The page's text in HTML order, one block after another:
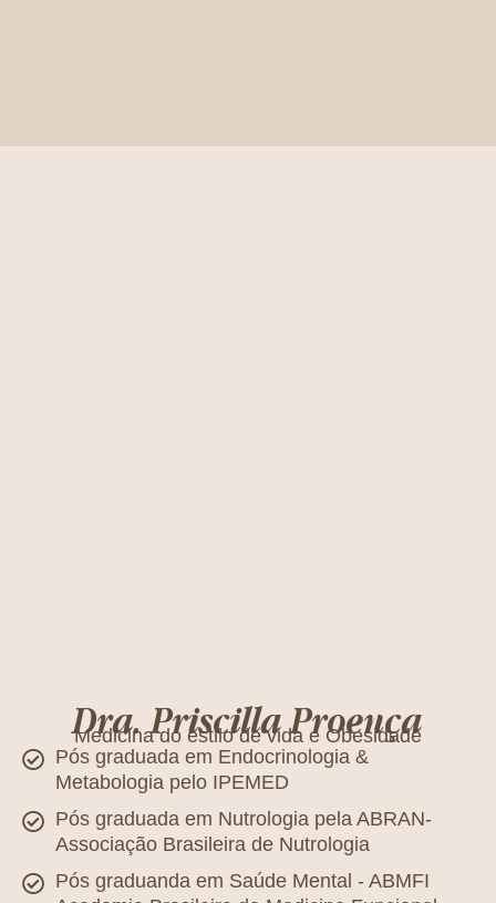
Dra. Priscilla Proença
Medicina do estilo de vida e Obesidade
Pós graduada em Endocrinologia &
Metabologia pelo IPEMED
Pós graduada em Nutrologia pela ABRAN-
Associação Brasileira de Nutrologia
Pós graduanda em Saúde Mental - ABMFI